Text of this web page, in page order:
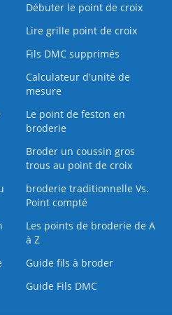
Débuter le point de croix
Lire grille point de croix
Fils DMC supprimés
Calculateur d'unité de
mesure
Le point de feston en
broderie
Broder un coussin gros
trous au point de croix
broderie traditionnelle Vs.
Point compté
Les points de broderie de A
à Z
Guide fils à broder
Guide Fils DMC